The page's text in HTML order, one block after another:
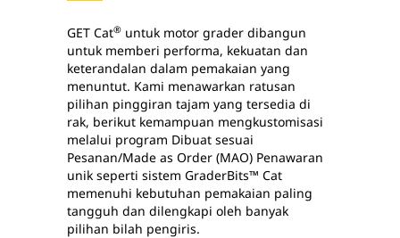
GET Cat® untuk motor grader dibangun
untuk memberi performa, kekuatan dan
keterandalan dalam pemakaian yang
menuntut. Kami menawarkan ratusan
pilihan pinggiran tajam yang tersedia di
rak, berikut kemampuan mengkustomisasi
melalui program Dibuat sesuai
Pesanan/Made as Order (MAO) Penawaran
unik seperti sistem GraderBits™ Cat
memenuhi kebutuhan pemakaian paling
tangguh dan dilengkapi oleh banyak
pilihan bilah pengiris.